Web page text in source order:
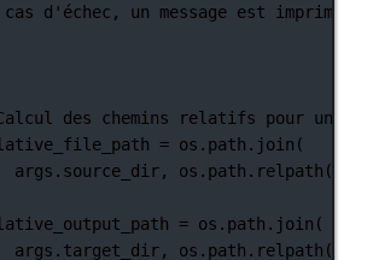
cas d'échec, un message est
des chemins relatifs pour un
= os.path.join(
args.source_dir,
= os.path.join(
args.target_dir,